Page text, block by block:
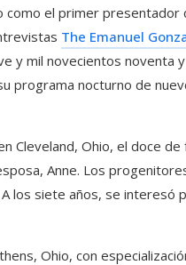
como el primer
The Emanuel
y mil novecientos noventa
programa nocturno de
Cleveland, Ohio, el doce
Anne. Los
los siete años, se interesó
Ohio, con